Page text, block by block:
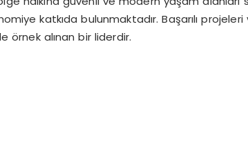
katkıda bulunmaktadır. Başarılı projeleri
örnek alınan bir liderdir.